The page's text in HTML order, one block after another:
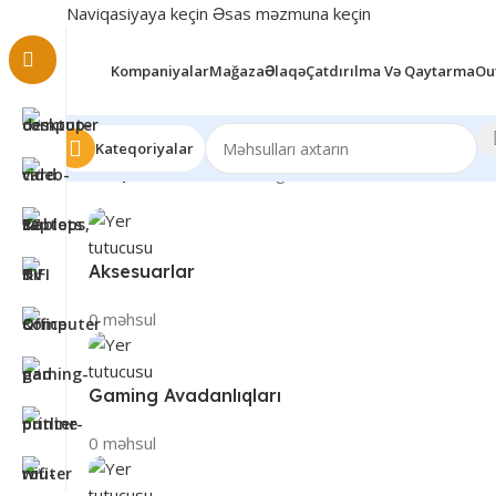
Naviqasiyaya keçin Əsas məzmuna keçin
KompaniyalarMağazaƏlaqəÇatdırılma Və Qaytarma
Kateqoriyalar
Ev/Shop29 nəticədən 1–12 göstərilir
Aksesuarlar
0 məhsul
Gaming Avadanlıqları
0 məhsul